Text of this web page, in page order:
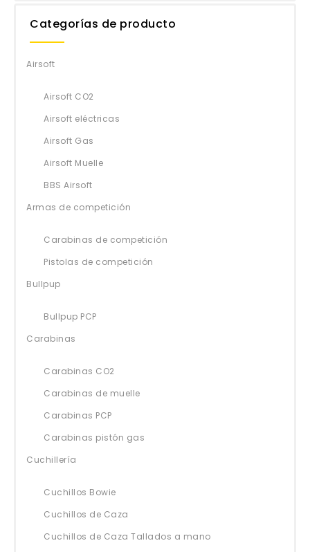
Categorías de producto
Airsoft
Airsoft CO2
Airsoft eléctricas
Airsoft Gas
Airsoft Muelle
BBS Airsoft
Armas de competición
Carabinas de competición
Pistolas de competición
Bullpup
Bullpup PCP
Carabinas
Carabinas CO2
Carabinas de muelle
Carabinas PCP
Carabinas pistón gas
Cuchillería
Cuchillos Bowie
Cuchillos de Caza
Cuchillos de Caza Tallados a mano